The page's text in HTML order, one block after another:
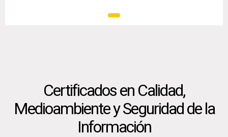
Certificados en Calidad,
Medioambiente y Seguridad de la
Información